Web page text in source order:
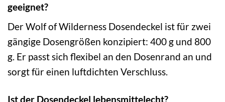
geeignet?
Der Wolf of Wilderness Dosendeckel ist für zwei
gängige Dosengrößen konzipiert: 400 g und 800
g. Er passt sich flexibel an den Dosenrand an und
sorgt für einen luftdichten Verschluss.
Ist der Dosendeckel lebensmittelecht?